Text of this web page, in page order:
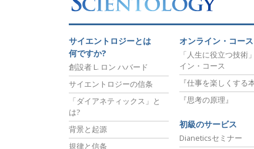
サイエントロジーとは
何ですか?
創設者 L. ロン ハバード
サイエントロジーの信条
「ダイアネティックス」と
は?
背景と起源
規律と信条
オンライン・コース
「人生に役立つ技術
イン・コース
『仕事を楽しくする本
『思考の原理』
初級のサービス
Dianeticsセミナー